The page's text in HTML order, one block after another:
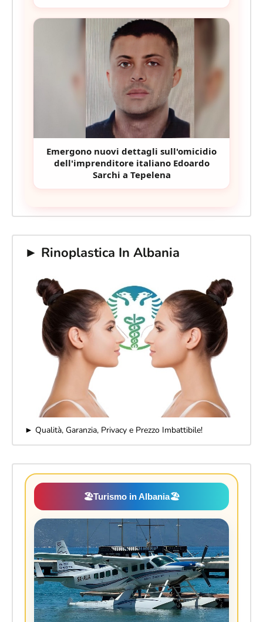
Emergono nuovi dettagli sull'omicidio
dell'imprenditore italiano Edoardo
Sarchi a Tepelena
► Rinoplastica In Albania
► Qualità, Garanzia, Privacy e Prezzo Imbattibile!
🏖️Turismo in Albania🏖️